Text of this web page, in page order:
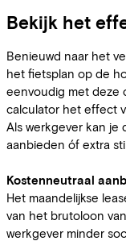
Bekijk het
Benieuwd naar het
het fietsplan op de
eenvoudig met deze
calculator het effect
Als werkgever kan je
aanbieden óf extra
Kostenneutraal
Het maandelijkse
van het brutoloon
werkgever minder